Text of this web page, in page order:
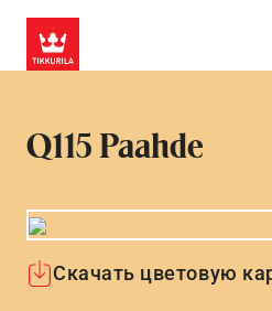
Q115 Paahde
Скачать цветовую